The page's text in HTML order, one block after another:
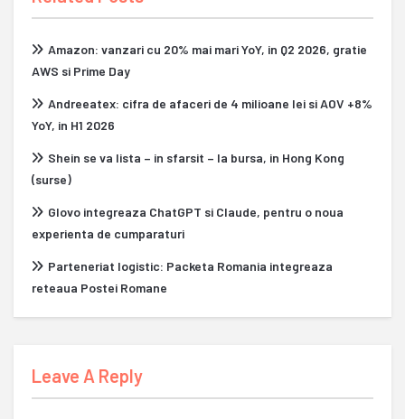
Amazon: vanzari cu 20% mai mari YoY, in Q2 2026, gratie
AWS si Prime Day
Andreeatex: cifra de afaceri de 4 milioane lei si AOV +8%
YoY, in H1 2026
Shein se va lista – in sfarsit – la bursa, in Hong Kong
(surse)
Glovo integreaza ChatGPT si Claude, pentru o noua
experienta de cumparaturi
Parteneriat logistic: Packeta Romania integreaza
reteaua Postei Romane
Leave A Reply